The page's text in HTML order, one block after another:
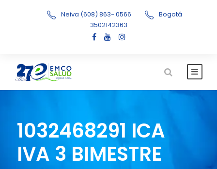
Neiva (608) 863- 0566
Bogotá
3502142363
1032468291 ICA
IVA 3 BIMESTRE